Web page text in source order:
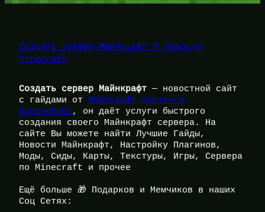
Создать сервер Майнкрафт ⛏️ Новости
Minecraft
Создать сервер Майнкрафт — новостной сайт
с гайдами от Майнкрафт хостинга
BungeeHost, он даёт услуги быстрого
создания своего Майнкрафт сервера. На
сайте Вы можете найти Лучшие Гайды,
Новости Майнкрафт, Настройку Плагинов,
Моды, Сиды, Карты, Текстуры, Игры, Сервера
по Minecraft и прочее
Ещё больше 🎁 Подарков и Мемчиков в наших
Соц Сетях: